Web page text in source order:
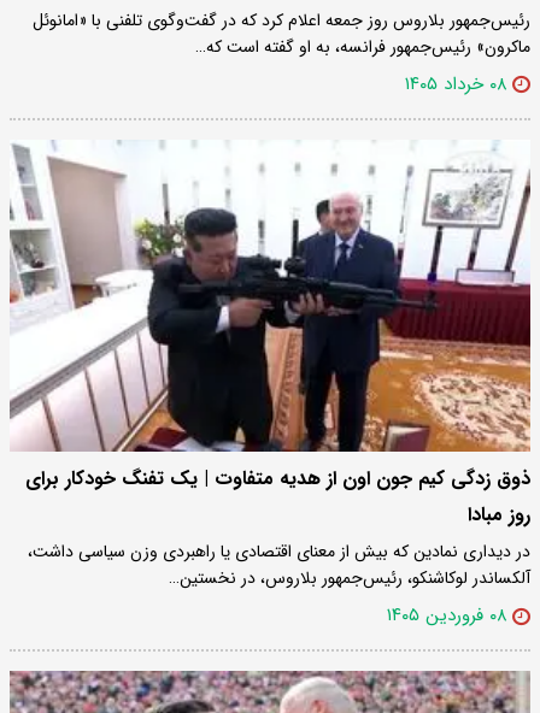
رئیس‌جمهور بلاروس روز جمعه اعلام کرد که در گفت‌وگوی تلفنی با «امانوئل
ماکرون» رئیس‌جمهور فرانسه، به او گفته است که…
۰۸ خرداد ۱۴۰۵
ذوق زدگی کیم جون اون از هدیه متفاوت | یک تفنگ خودکار برای
روز مبادا
در دیداری نمادین که بیش از معنای اقتصادی یا راهبردی وزن سیاسی داشت،
آلکساندر لوکاشنکو، رئیس‌جمهور بلاروس، در نخستین…
۰۸ فروردین ۱۴۰۵